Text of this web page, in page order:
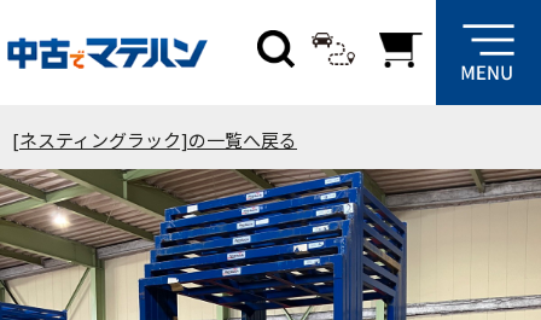
[ネスティングラック]の一覧へ戻る